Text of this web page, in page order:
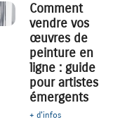
Comment
vendre vos
œuvres de
peinture en
ligne : guide
pour artistes
émergents
+ d'infos